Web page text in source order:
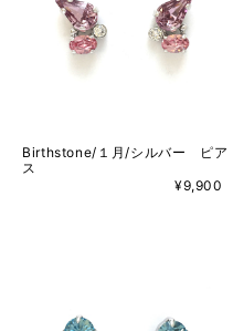
Birthstone/１月/シルバー ピア
ス
¥9,900